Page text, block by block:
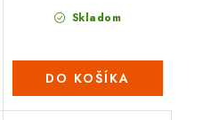
Skladom
DO KOŠÍKA